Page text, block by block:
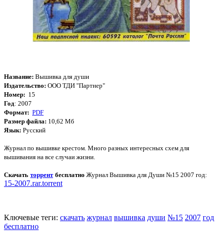
Название: Вышивка для души
Издательство: ООО ТДИ "Партнер"
Номер: 15
Год: 2007
Формат: PDF
Размер файла: 10,62 Мб
Язык: Русский
Журнал по вышивке крестом. Много разных интересных схем для
вышивания на все случаи жизни.
Скачать торрентбесплатно Журнал Вышивка для Души №15 2007 год:
15-2007.rar.torrent
Ключевые теги: скачать журнал вышивка души №15 2007 год
бесплатно